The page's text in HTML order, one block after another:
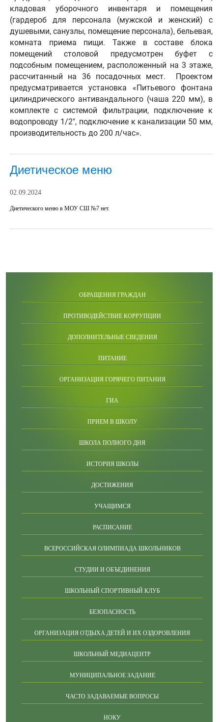
кладовая уборочного инвентаря и помещения
(гардероб для персонала (мужской и женский) с
душевыми, санузлы, помещение персонала), бельевая,
комната приема пищи. Также в составе блока
помещений столовой предусмотрен буфет с
подсобным помещением, расположенный на 3 этаже,
рассчитанный на 36 посадочных мест. Проектом
предусматривается установка «Питьевого фонтана
цилиндрического антивандального (чаша 220 мм), в
комплекте с системой фильтрации, подключение к
водопроводу 1/2", подключение к канализации 50 мм,
производительность до 200 л/час».
Диетическое меню
02.09.2024
Диетического меню в МОУ СШ №7 нет.
ОБРАЩЕНИЯ ГРАЖДАН
ПРОТИВОДЕЙСТВИЕ КОРРУПЦИИ
ДОПОЛНИТЕЛЬНЫЕ СВЕДЕНИЯ
ПИТАНИЕ
ОРГАНИЗАЦИЯ ГОРЯЧЕГО ПИТАНИЯ
ГИА
ПРИЕМ В ШКОЛУ
ШКОЛА ПОЛНОГО ДНЯ
ИСТОРИЯ ШКОЛЫ
ДОСТИЖЕНИЯ
УЧАЩИМСЯ
РАСПИСАНИЕ
ВСЕРОССИЙСКАЯ ОЛИМПИАДА ШКОЛЬНИКОВ
СТУДИИ И ОБЪЕДИНЕНИЯ
ШКОЛЬНЫЙ СПОРТИВНЫЙ КЛУБ
БЕЗОПАСНОСТЬ
ОРГАНИЗАЦИЯ ОТДЫХА ДЕТЕЙ И ИХ ОЗДОРОВЛЕНИЯ
ШКОЛЬНЫЙ МЕДИАЦЕНТР
МУНИЦИПАЛЬНОЕ ЗАДАНИЕ
ЧАСТО ЗАДАВАЕМЫЕ ВОПРОСЫ
НОКУ